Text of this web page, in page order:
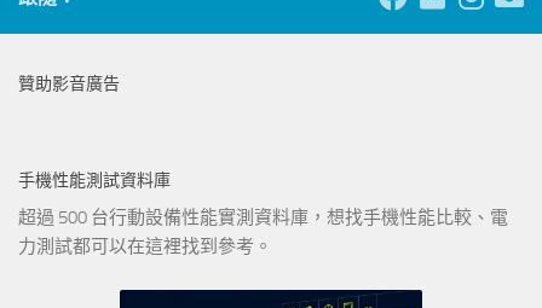
贊助影音廣告
手機性能測試資料庫
超過 500 台行動設備性能實測資料庫，想找手機性能比較、電
力測試都可以在這裡找到參考。